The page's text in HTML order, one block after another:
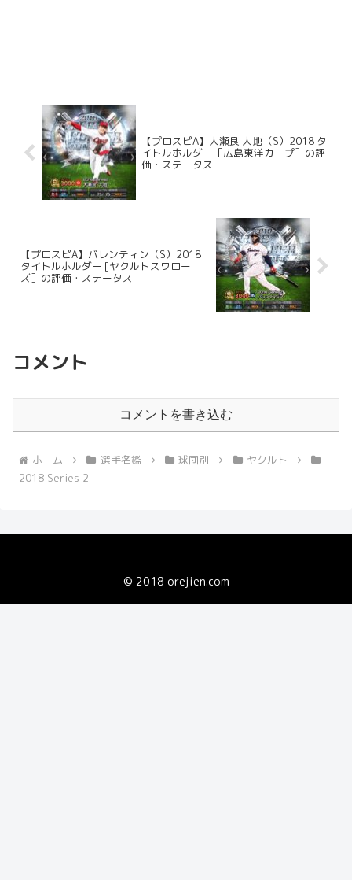
【プロスピA】大瀬良 大地（S）2018 タ
イトルホルダー［広島東洋カープ］の評
価・ステータス
【プロスピA】バレンティン（S）2018
タイトルホルダー [ヤクルトスワロー
ズ］の評価・ステータス
コメント
コメントを書き込む
ホーム 選手名鑑 球団別
ヤクルト
2018 Series 2
© 2018 orejien.com